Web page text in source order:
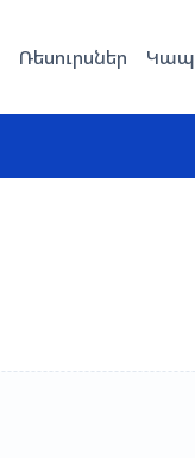
Ռեսուրսներ Կապ